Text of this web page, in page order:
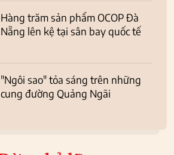
Hàng trăm sản phẩm OCOP Đà
Nẵng lên kệ tại sân bay quốc tế
"Ngôi sao" tỏa sáng trên những
cung đường Quảng Ngãi